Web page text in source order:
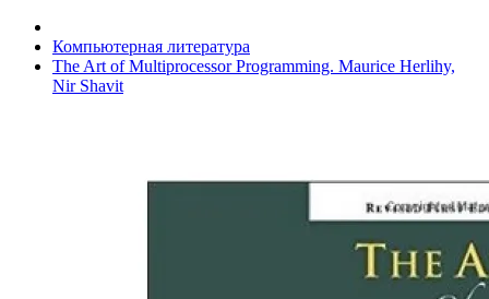
Компьютерная литература
The Art of Multiprocessor Programming. Maurice Herlihy,
Nir Shavit